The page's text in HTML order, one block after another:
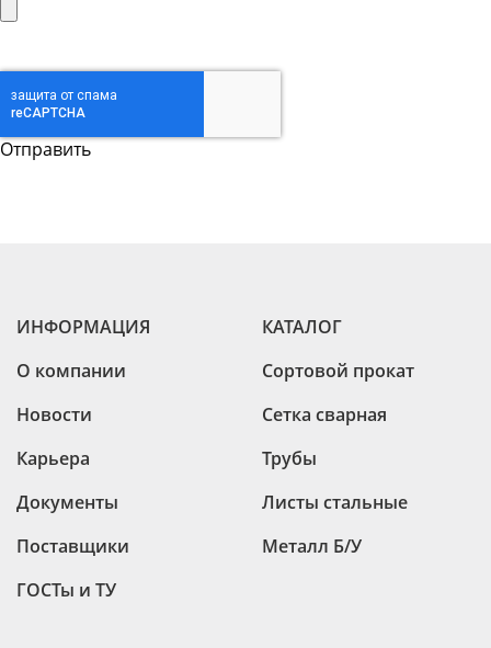
ИНФОРМАЦИЯ
О компании
Новости
Карьера
Документы
Поставщики
ГОСТы и ТУ
КАТАЛОГ
Сортовой прокат
Сетка сварная
Трубы
Листы стальные
Металл Б/У